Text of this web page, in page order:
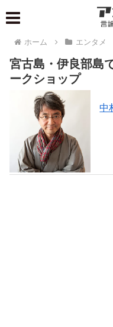
ホーム エンタメ
宮古島・伊良部島
ークショップ
中